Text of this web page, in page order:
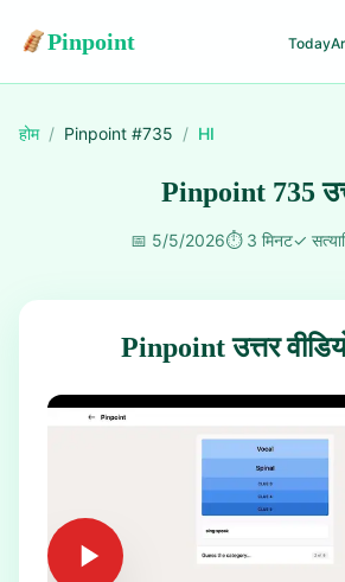
Pinpoint Today
होम / Pinpoint #735 / HI
Pinpoint 735
📅 5/5/2026⏱️ 3 मिनट✓
Pinpoint उत्तर